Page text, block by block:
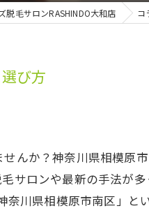
脱毛サロンRASHINDO大和店 コ
び方
んか？神奈川県相模原
サロンや最新の手法が
川県相模原市南区」